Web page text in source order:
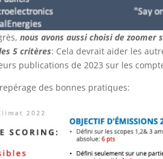
nous avons aussi choisi de
5 critères: Cela devrait aider les
publications de 2023 sur les
des bonnes pratiques: